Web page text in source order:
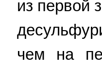
из первой
чем на